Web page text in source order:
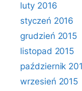
luty 2016
styczeń 2016
grudzień 2015
listopad 2015
październik
wrzesień 2015